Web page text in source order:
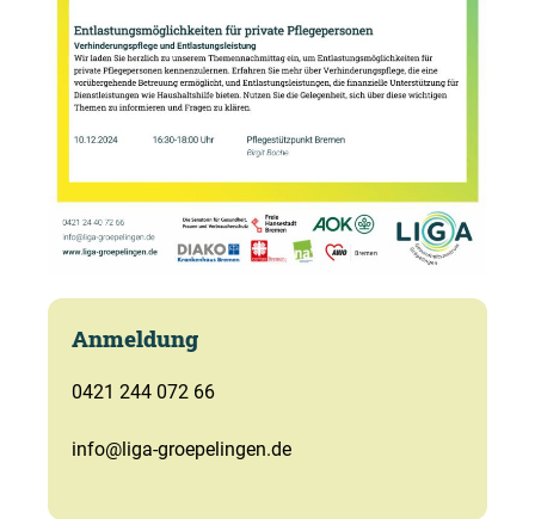
Anmeldung
0421 244 072 66
info@liga-groepelingen.de